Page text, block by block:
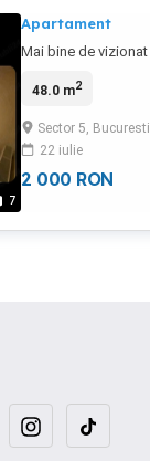
7
Apartament
Mai bine de vizionat
48.0 m2
Sector 5, Bucuresti
22 iulie
2 000 RON